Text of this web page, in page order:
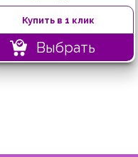
Купить в 1 клик
Выбрать